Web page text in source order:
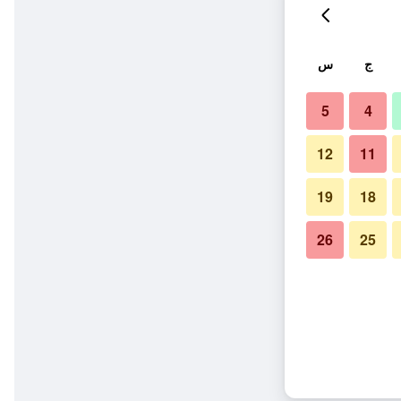
ج س
4
5
11
12
18
19
25
26